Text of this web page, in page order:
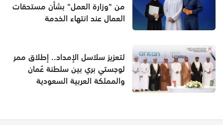
من "وزارة العمل" بشأن مستحقات
العمال عند انتهاء الخدمة
لتعزيز سلاسل الإمداد.. إطلاق ممر
لوجستي بري بين سلطنة عُمان
والمملكة العربية السعودية